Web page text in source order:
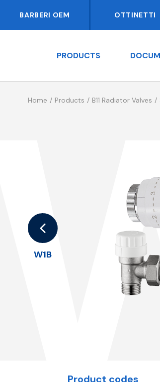
BARBERI OEM OTTINETTI
PRODUCTS
Home Products B11 Radiator Valves
W1B
Product codes